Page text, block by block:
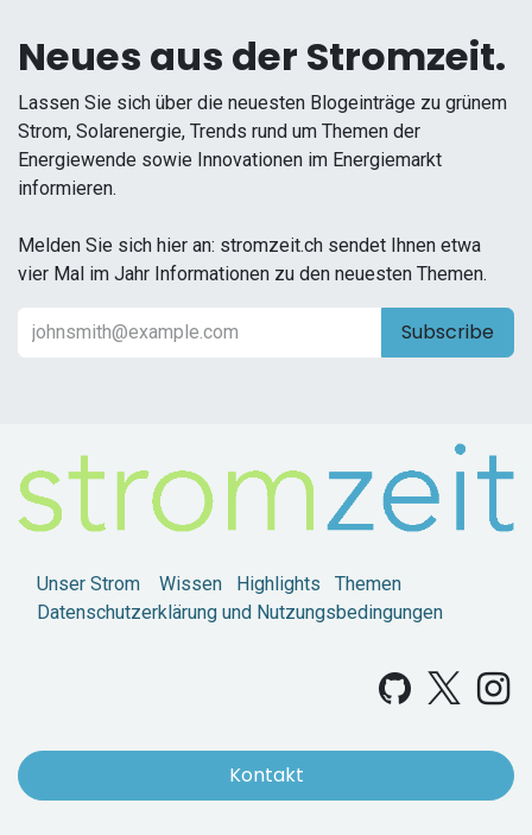
Neues aus der Stromzeit.
Lassen Sie sich über die neuesten Blogeinträge zu grünem
Strom, Solarenergie, Trends rund um Themen der
Energiewende sowie Innovationen im Energiemarkt
informieren.
Melden Sie sich hier an: stromzeit.ch sendet Ihnen etwa
vier Mal im Jahr Informationen zu den neuesten Themen.
Subscribe
Unser Strom Wissen Highlights
Themen
Datenschutzerklärung und Nutzungsbedingungen
Kontakt